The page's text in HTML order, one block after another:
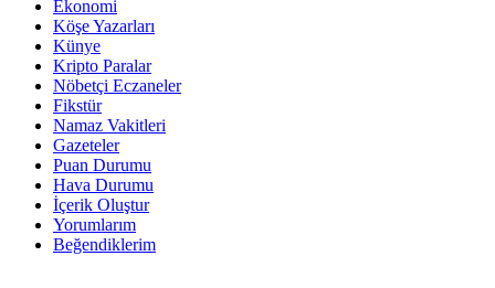
Ekonomi
Köşe Yazarları
Künye
Kripto Paralar
Nöbetçi Eczaneler
Fikstür
Namaz Vakitleri
Gazeteler
Puan Durumu
Hava Durumu
İçerik Oluştur
Yorumlarım
Beğendiklerim